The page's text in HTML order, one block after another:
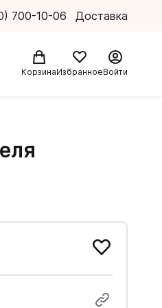
700-10-06 Доставка
КорзинаИзбранноеВойти